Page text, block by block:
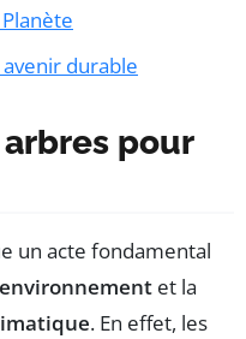
durable
pour
un acte fondamental
environnement et la
. En effet, les